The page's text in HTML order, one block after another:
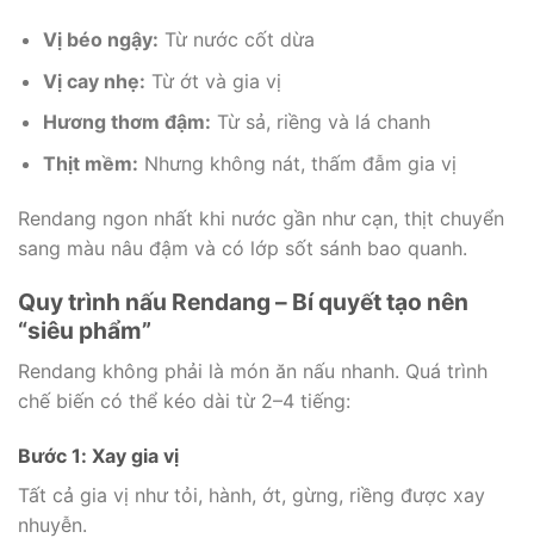
Vị béo ngậy: Từ nước cốt dừa
Vị cay nhẹ: Từ ớt và gia vị
Hương thơm đậm: Từ sả, riềng và lá chanh
Thịt mềm: Nhưng không nát, thấm đẫm gia vị
Rendang ngon nhất khi nước gần như cạn, thịt chuyển
sang màu nâu đậm và có lớp sốt sánh bao quanh.
Quy trình nấu Rendang – Bí quyết tạo nên
“siêu phẩm”
Rendang không phải là món ăn nấu nhanh. Quá trình
chế biến có thể kéo dài từ 2–4 tiếng:
Bước 1: Xay gia vị
Tất cả gia vị như tỏi, hành, ớt, gừng, riềng được xay
nhuyễn.